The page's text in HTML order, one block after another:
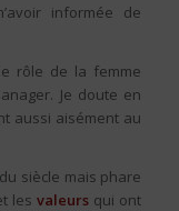
informée de
rôle de la femme
Je doute en
aussi aisément au
du siècle mais phare
lesvaleurs qui ont